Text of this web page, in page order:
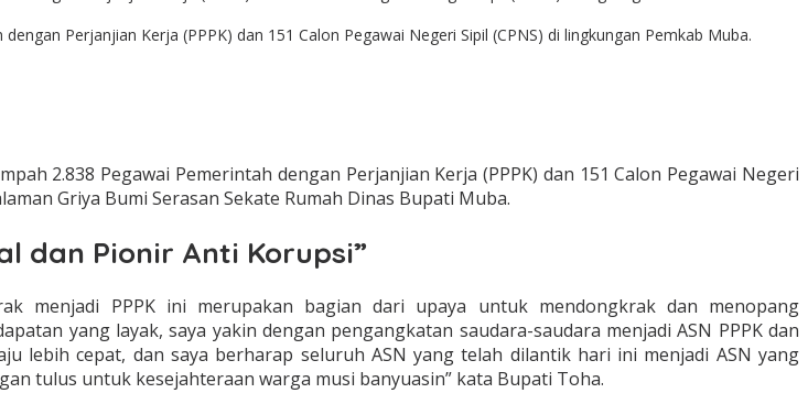
Perjanjian Kerja (PPPK) dan 151 Calon Pegawai Negeri Sipil (CPNS) di lingkungan Pemkab Muba.
2.838 Pegawai Pemerintah dengan Perjanjian Kerja (PPPK) dan 151 Calon Pegawai Negeri
Griya Bumi Serasan Sekate Rumah Dinas Bupati Muba.
dan Pionir Anti Korupsi”
menjadi PPPK ini merupakan bagian dari upaya untuk mendongkrak dan menopang
yang layak, saya yakin dengan pengangkatan saudara-saudara menjadi ASN PPPK dan
lebih cepat, dan saya berharap seluruh ASN yang telah dilantik hari ini menjadi ASN yang
tulus untuk kesejahteraan warga musi banyuasin” kata Bupati Toha.